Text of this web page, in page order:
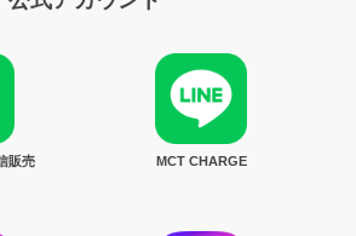
販売 MCT CHARGE